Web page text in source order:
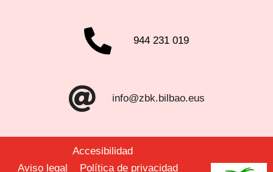
944 231 019
info@zbk.bilbao.eus
Accesibilidad
Aviso legal
Política de privacidad